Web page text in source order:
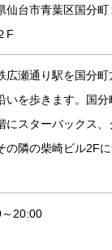
仙台市青葉区国分
F
広瀬通り駅を国分
いを歩きます。国分
にスターバックス
の隣の柴崎ビル2F
20:00